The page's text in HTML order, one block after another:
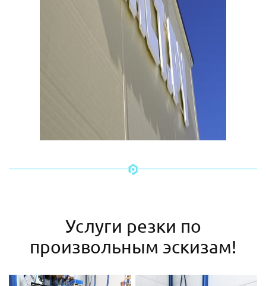
Услуги резки по
произвольным эскизам!